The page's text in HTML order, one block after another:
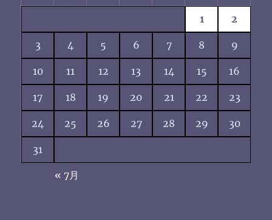
1 2
3 4 5 6 7 8 9
10 11 12 13 14 15 16
17 18 19 20 21 22 23
24 25 26 27 28 29 30
31
« 7月